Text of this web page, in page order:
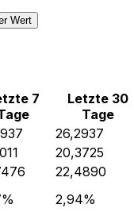
Wert
7
Letzte 30
Tage
26,2937
20,3725
22,4890
2,94%